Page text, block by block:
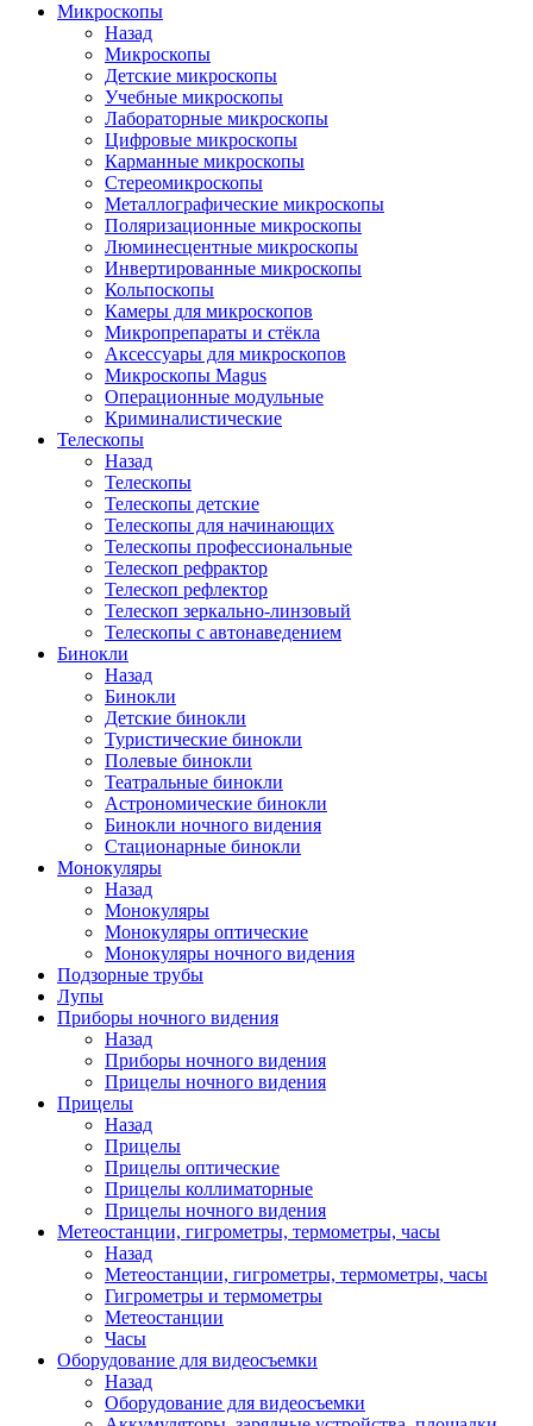
Микроскопы
Назад
Микроскопы
Детские микроскопы
Учебные микроскопы
Лабораторные микроскопы
Цифровые микроскопы
Карманные микроскопы
Стереомикроскопы
Металлографические микроскопы
Поляризационные микроскопы
Люминесцентные микроскопы
Инвертированные микроскопы
Кольпоскопы
Камеры для микроскопов
Микропрепараты и стёкла
Аксессуары для микроскопов
Микроскопы Magus
Операционные модульные
Криминалистические
Телескопы
Назад
Телескопы
Телескопы детские
Телескопы для начинающих
Телескопы профессиональные
Телескоп рефрактор
Телескоп рефлектор
Телескоп зеркально-линзовый
Телескопы с автонаведением
Бинокли
Назад
Бинокли
Детские бинокли
Туристические бинокли
Полевые бинокли
Театральные бинокли
Астрономические бинокли
Бинокли ночного видения
Стационарные бинокли
Монокуляры
Назад
Монокуляры
Монокуляры оптические
Монокуляры ночного видения
Подзорные трубы
Лупы
Приборы ночного видения
Назад
Приборы ночного видения
Прицелы ночного видения
Прицелы
Назад
Прицелы
Прицелы оптические
Прицелы коллиматорные
Прицелы ночного видения
Метеостанции, гигрометры, термометры, часы
Назад
Метеостанции, гигрометры, термометры, часы
Гигрометры и термометры
Метеостанции
Часы
Оборудование для видеосъемки
Назад
Оборудование для видеосъемки